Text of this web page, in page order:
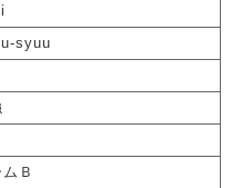
syuu
Ｂ